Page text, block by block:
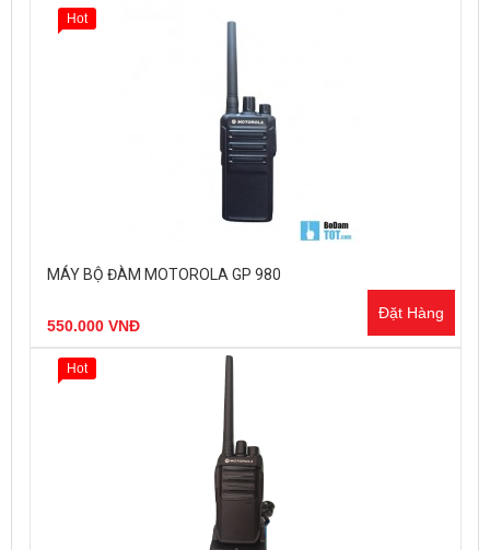
MÁY BỘ ĐÀM MOTOROLA GP 980
550.000 VNĐ
Đặt Hàng
Hot
Hot